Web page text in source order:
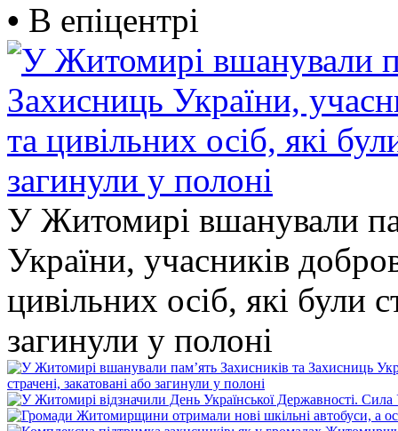
• В епіцентрі
У Житомирі вшанували
України, учасників
цивільних осіб, які були
загинули у полоні